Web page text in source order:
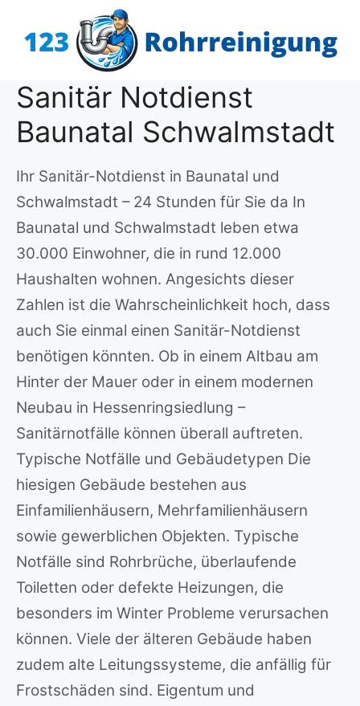
Inhalt
Sanitär Notdienst
Baunatal Schwalmstadt
Ihr Sanitär-Notdienst in Baunatal und
Schwalmstadt – 24 Stunden für Sie da In
Baunatal und Schwalmstadt leben etwa
30.000 Einwohner, die in rund 12.000
Haushalten wohnen. Angesichts dieser
Zahlen ist die Wahrscheinlichkeit hoch, dass
auch Sie einmal einen Sanitär-Notdienst
benötigen könnten. Ob in einem Altbau am
Hinter der Mauer oder in einem modernen
Neubau in Hessenringsiedlung –
Sanitärnotfälle können überall auftreten.
Typische Notfälle und Gebäudetypen Die
hiesigen Gebäude bestehen aus
Einfamilienhäusern, Mehrfamilienhäusern
sowie gewerblichen Objekten. Typische
Notfälle sind Rohrbrüche, überlaufende
Toiletten oder defekte Heizungen, die
besonders im Winter Probleme verursachen
können. Viele der älteren Gebäude haben
zudem alte Leitungssysteme, die anfällig für
Frostschäden sind. Eigentum und